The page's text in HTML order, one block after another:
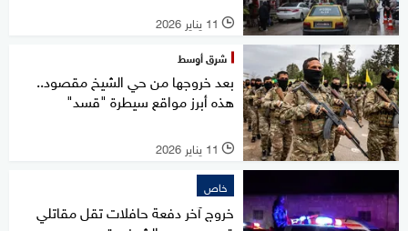
l 11 يناير 2026
شرق أوسط
بعد خروجها من حي الشيخ مقصود..
هذه أبرز مواقع سيطرة "قسد"
l 11 يناير 2026
خاص
خروج آخر دفعة حافلات تقل مقاتلي